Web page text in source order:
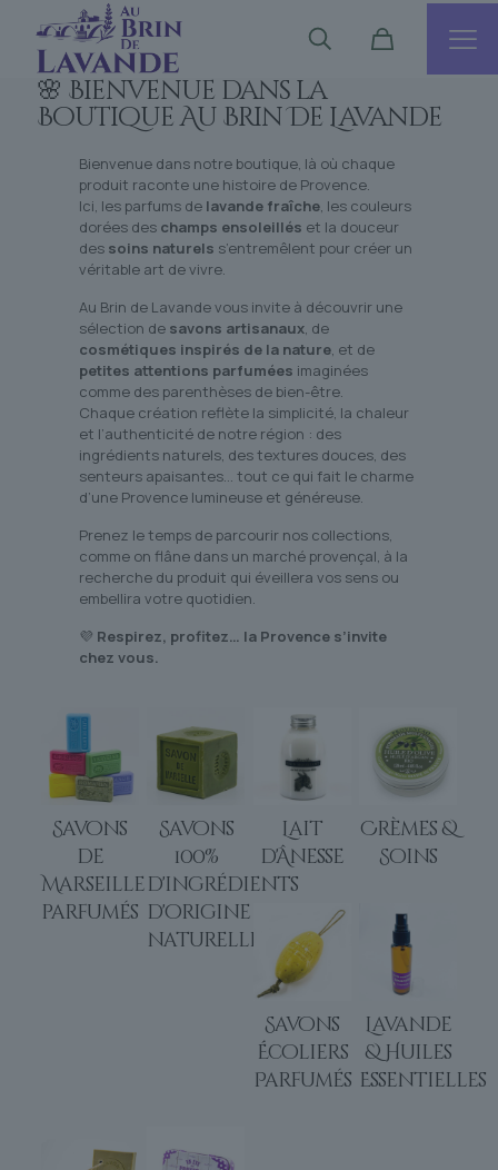
🌸 Bienvenue dans la
Boutique Au Brin De Lavande
Bienvenue dans notre boutique, là où chaque
produit raconte une histoire de Provence.
Ici, les parfums de lavande fraîche, les couleurs
dorées des champs ensoleillés et la douceur
des soins naturels s’entremêlent pour créer un
véritable art de vivre.
Au Brin de Lavande vous invite à découvrir une
sélection de savons artisanaux, de
cosmétiques inspirés de la nature, et de
petites attentions parfumées imaginées
comme des parenthèses de bien-être.
Chaque création reflète la simplicité, la chaleur
et l’authenticité de notre région : des
ingrédients naturels, des textures douces, des
senteurs apaisantes… tout ce qui fait le charme
d’une Provence lumineuse et généreuse.
Prenez le temps de parcourir nos collections,
comme on flâne dans un marché provençal, à la
recherche du produit qui éveillera vos sens ou
embellira votre quotidien.
💜 Respirez, profitez… la Provence s’invite
chez vous.
Savons
de
Marseille
parfumés
Savons
100%
d'ingrédients
d'origine
naturelle
Lait
d'Ânesse
Crèmes &
Soins
Savons
Écoliers
Parfumés
Lavande
& Huiles
Essentielles